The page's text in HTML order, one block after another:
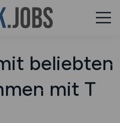
beliebten
mit T